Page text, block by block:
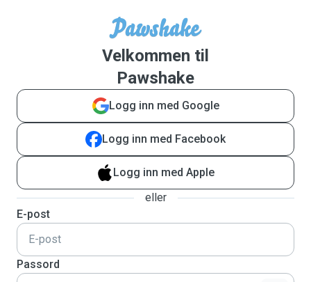
Velkommen til
Pawshake
Logg inn med Google
Logg inn med Facebook
Logg inn med Apple
eller
E-post
Passord